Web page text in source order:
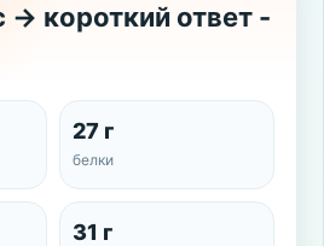
> короткий ответ -
27 г
белки
31 г